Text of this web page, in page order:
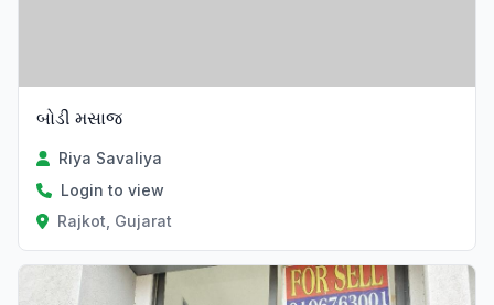
બોડી મસાજ
Riya Savaliya
Login to view
Rajkot, Gujarat